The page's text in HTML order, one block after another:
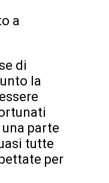
a
di
la
parte
tutte
per